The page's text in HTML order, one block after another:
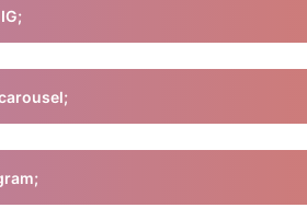
στιγμιότυπα οθόνης καθώς το
τη δυνατότητα λήψης